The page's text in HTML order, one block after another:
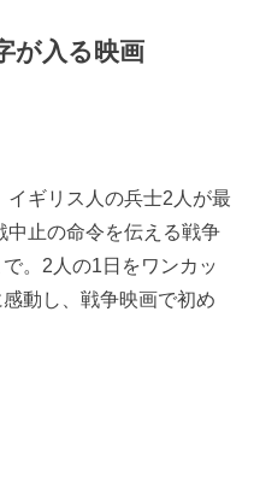
が入る映画
イギリス人の兵士2人が最
中止の命令を伝える戦争
。2人の1日をワンカッ
動し、戦争映画で初め